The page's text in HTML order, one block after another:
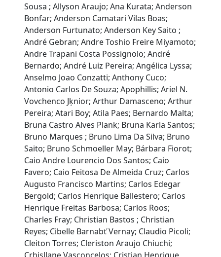
Sousa ; Allyson Araujo; Ana Kurata; Anderson
Bonfar; Anderson Camatari Vilas Boas;
Anderson Furtunato; Anderson Key Saito ;
André Gebran; Andre Toshio Freire Miyamoto;
Andre Trapani Costa Possignolo; André
Bernardo; André Luiz Pereira; Angélica Lyssa;
Anselmo Joao Conzatti; Anthony Cuco;
Antonio Carlos De Souza; Apophillis; Ariel N.
Vovchenco Jķnior; Arthur Damasceno; Arthur
Pereira; Atari Boy; Atila Paes; Bernardo Malta;
Bruna Castro Alves Plank; Bruna Karla Santos;
Bruno Marques ; Bruno Lima Da Silva; Bruno
Saito; Bruno Schmoeller May; Bárbara Fiorot;
Caio Andre Lourencio Dos Santos; Caio
Favero; Caio Feitosa De Almeida Cruz; Carlos
Augusto Francisco Martins; Carlos Edegar
Bergold; Carlos Henrique Ballestero; Carlos
Henrique Freitas Barbosa; Carlos Roos;
Charles Fray; Christian Bastos ; Christian
Reyes; Cibelle Barnabť Vernay; Claudio Picoli;
Cleiton Torres; Cleriston Araujo Chiuchi;